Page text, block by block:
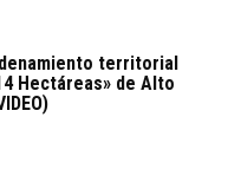
territorial
Hectáreas» de Alto